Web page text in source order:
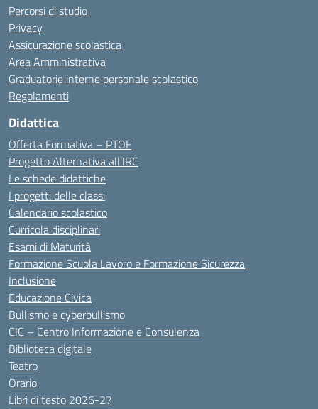
Percorsi di studio
Privacy
Assicurazione scolastica
Area Amministrativa
Graduatorie interne personale scolastico
Regolamenti
Didattica
Offerta Formativa – PTOF
Progetto Alternativa all’IRC
Le schede didattiche
I progetti delle classi
Calendario scolastico
Curricola disciplinari
Esami di Maturità
Formazione Scuola Lavoro e Formazione Sicurezza
Inclusione
Educazione Civica
Bullismo e cyberbullismo
CIC – Centro Informazione e Consulenza
Biblioteca digitale
Teatro
Orario
Libri di testo 2026-27